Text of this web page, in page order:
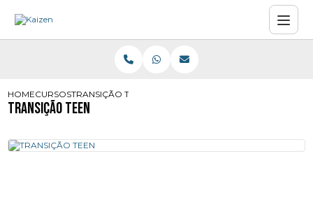
HOMECURSOSTRANSIÇÃO TEEN
TRANSIÇÃO TEEN